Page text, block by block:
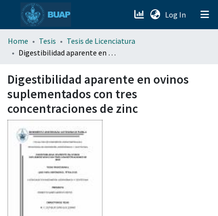
Log In (current)
menu.section.about_menu
Home Tesis
Tesis de Licenciatura
Digestibilidad aparente en ovinos suplementados con tres concentraciones de zinc
Digestibilidad aparente en ovinos
suplementados con tres
concentraciones de zinc